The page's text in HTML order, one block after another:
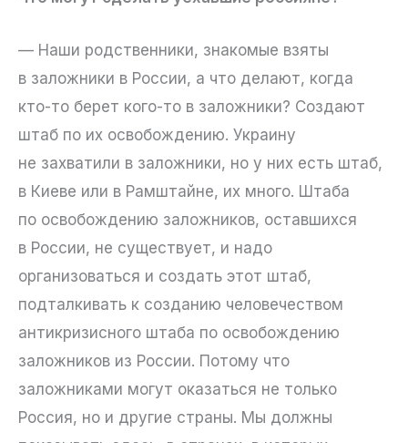
— Наши родственники, знакомые взяты
в заложники в России, а что делают, когда
кто-то берет кого-то в заложники? Создают
штаб по их освобождению. Украину
не захватили в заложники, но у них есть штаб,
в Киеве или в Рамштайне, их много. Штаба
по освобождению заложников, оставшихся
в России, не существует, и надо
организоваться и создать этот штаб,
подталкивать к созданию человечеством
антикризисного штаба по освобождению
заложников из России. Потому что
заложниками могут оказаться не только
Россия, но и другие страны. Мы должны